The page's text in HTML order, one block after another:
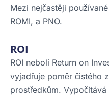
Mezi nejčastěji
ROMI, a PNO.
ROI
ROI neboli Return on
vyjadřuje poměr čistého
prostředkům.